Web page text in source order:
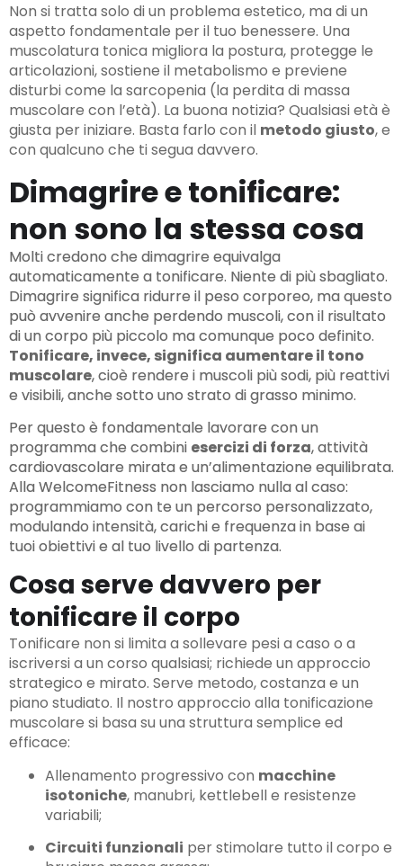
Non si tratta solo di un problema estetico, ma di un
aspetto fondamentale per il tuo benessere. Una
muscolatura tonica migliora la postura, protegge le
articolazioni, sostiene il metabolismo e previene
disturbi come la sarcopenia (la perdita di massa
muscolare con l’età). La buona notizia? Qualsiasi età è
giusta per iniziare. Basta farlo con il metodo giusto, e
con qualcuno che ti segua davvero.
Dimagrire e tonificare:
non sono la stessa cosa
Molti credono che dimagrire equivalga
automaticamente a tonificare. Niente di più sbagliato.
Dimagrire significa ridurre il peso corporeo, ma questo
può avvenire anche perdendo muscoli, con il risultato
di un corpo più piccolo ma comunque poco definito.
Tonificare, invece, significa aumentare il tono
muscolare, cioè rendere i muscoli più sodi, più reattivi
e visibili, anche sotto uno strato di grasso minimo.
Per questo è fondamentale lavorare con un
programma che combini esercizi di forza, attività
cardiovascolare mirata e un’alimentazione equilibrata.
Alla WelcomeFitness non lasciamo nulla al caso:
programmiamo con te un percorso personalizzato,
modulando intensità, carichi e frequenza in base ai
tuoi obiettivi e al tuo livello di partenza.
Cosa serve davvero per
tonificare il corpo
Tonificare non si limita a sollevare pesi a caso o a
iscriversi a un corso qualsiasi; richiede un approccio
strategico e mirato. Serve metodo, costanza e un
piano studiato. Il nostro approccio alla tonificazione
muscolare si basa su una struttura semplice ed
efficace:
Allenamento progressivo con macchine
isotoniche, manubri, kettlebell e resistenze
variabili;
Circuiti funzionali per stimolare tutto il corpo e